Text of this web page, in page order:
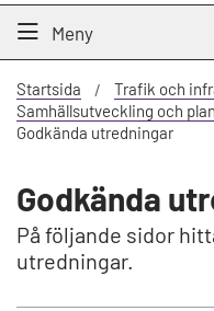
Meny
Startsida
Trafik och
Samhällsutveckling och
Godkända utredningar
Godkända
På följande sidor
utredningar.